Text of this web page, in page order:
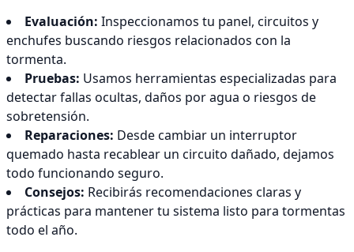
Evaluación: Inspeccionamos tu panel, circuitos y
enchufes buscando riesgos relacionados con la
tormenta.
Pruebas: Usamos herramientas especializadas para
detectar fallas ocultas, daños por agua o riesgos de
sobretensión.
Reparaciones: Desde cambiar un interruptor
quemado hasta recablear un circuito dañado, dejamos
todo funcionando seguro.
Consejos: Recibirás recomendaciones claras y
prácticas para mantener tu sistema listo para tormentas
todo el año.